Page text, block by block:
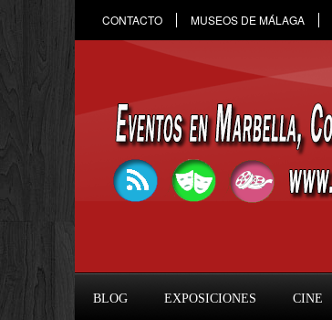
CONTACTO MUSEOS DE MÁLAGA
BLOG EXPOSICIONES CINE